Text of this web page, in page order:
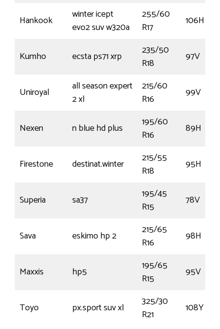
Hankook
winter icept
evo2 suv w320a
255/60
R17
106H
Kumho ecsta ps71 xrp
235/50
R18
97V
Uniroyal
all season expert
2 xl
215/60
R16
99V
Nexen n blue hd plus
195/60
R16
89H
Firestone destinat.winter
215/55
R18
95H
Superia sa37
195/45
R15
78V
Sava eskimo hp 2
215/65
R16
98H
Maxxis hp5
195/65
R15
95V
Toyo px.sport suv xl
325/30
R21
108Y